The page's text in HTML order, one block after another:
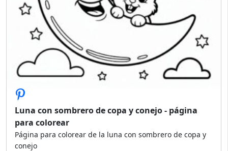
Luna con sombrero de copa y conejo - página
para colorear
Página para colorear de la luna con sombrero de copa y
conejo